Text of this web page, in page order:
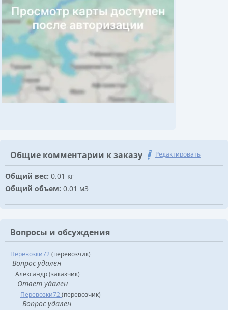
Общие комментарии к заказу Редактировать
Общий вес: 0.01 кг
Общий объем: 0.01 м3
Вопросы и обсуждения
Перевозки72 (перевозчик)
Вопрос удален
Александр (заказчик)
Ответ удален
Перевозки72 (перевозчик)
Вопрос удален